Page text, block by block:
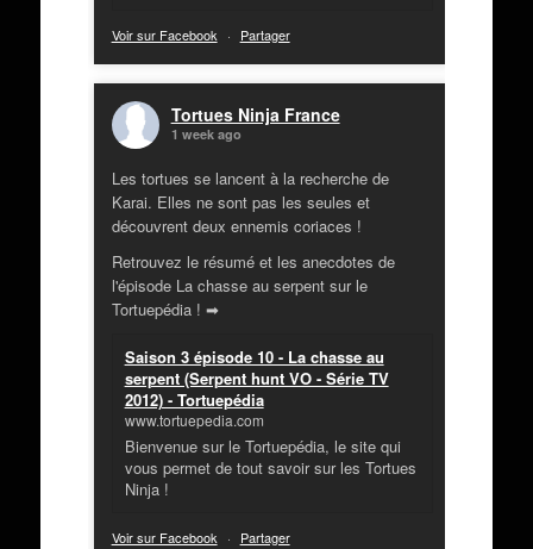
Voir sur Facebook · Partager
Tortues Ninja France
1 week ago
Les tortues se lancent à la recherche de
Karai. Elles ne sont pas les seules et
découvrent deux ennemis coriaces !
Retrouvez le résumé et les anecdotes de
l'épisode La chasse au serpent sur le
Tortuepédia ! ➡
Saison 3 épisode 10 - La chasse au
serpent (Serpent hunt VO - Série TV
2012) - Tortuepédia
www.tortuepedia.com
Bienvenue sur le Tortuepédia, le site qui
vous permet de tout savoir sur les Tortues
Ninja !
Voir sur Facebook · Partager